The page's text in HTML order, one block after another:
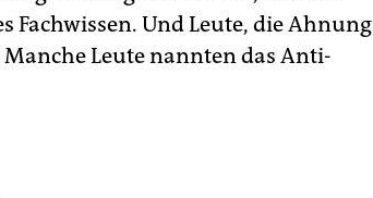
Fachwissen. Und Leute, die Ahnung
Leute nannten das Anti-